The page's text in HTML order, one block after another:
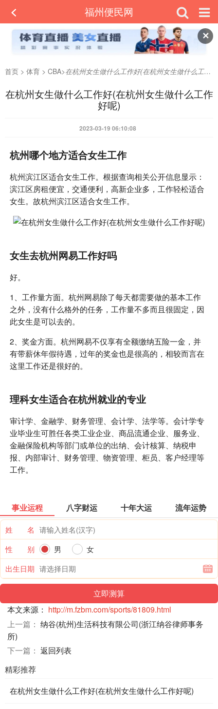
✕
福州便民网
首页 > 体育 > CBA>在杭州女生做什么工作好(在杭州女生做什么工作好呢)
在杭州女生做什么工作好(在杭州女生做什么工作
好呢)
2023-03-19 06:10:08
杭州哪个地方适合女生工作
杭州滨江区适合女生工作。根据查询相关公开信息显示：
滨江区房租便宜，交通便利，高新企业多，工作轻松适合
女生。故杭州滨江区适合女生工作。
女生去杭州网易工作好吗
好。
1、工作量方面。杭州网易除了每天都需要做的基本工作
之外，没有什么格外的任务，工作量不多而且很固定，因
此女生是可以去的。
2、奖金方面。杭州网易不仅享有全额缴纳五险一金，并
有带薪休年假待遇，过年的奖金也是很高的，相较而言在
这里工作还是很好的。
理科女生适合在杭州就业的专业
审计学、金融学、财务管理、会计学、法学等。会计学专
业毕业生可胜任各类工业企业、商品流通企业、服务业、
金融保险机构等部门或单位的出纳、会计核算、纳税申
报、内部审计、财务管理、物资管理、柜员、客户经理等
工作。
事业运程 八字财运 十年大运 流年运势
姓 名
性 别
男
女
出生日期
本文来源： http://m.fzbm.com/sports/81809.html
上一篇： 纳谷(杭州)生活科技有限公司(浙江纳谷律师事务
所)
下一篇： 返回列表
精彩推荐
在杭州女生做什么工作好(在杭州女生做什么工作好呢)